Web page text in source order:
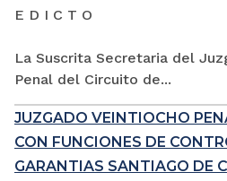
E D I C T O
La Suscrita Secretaria del
Penal del Circuito de...
JUZGADO VEINTIOCHO
CON FUNCIONES DE
GARANTIAS SANTIAGO DE